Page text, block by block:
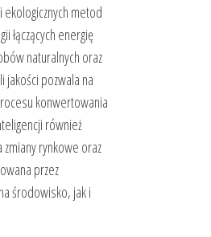
metod
łączących energię
naturalnych oraz
pozwala na
konwertowania
również
rynkowe oraz
przez
środowisko, jak i